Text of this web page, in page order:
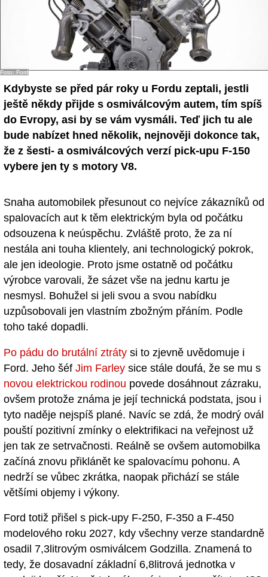
Foto: Ford
Kdybyste se před pár roky u Fordu zeptali, jestli
ještě někdy přijde s osmiválcovým autem, tím spíš
do Evropy, asi by se vám vysmáli. Teď jich tu ale
bude nabízet hned několik, nejnověji dokonce tak,
že z šesti- a osmiválcových verzí pick-upu F-150
vybere jen ty s motory V8.
Snaha automobilek přesunout co nejvíce zákazníků od
spalovacích aut k těm elektrickým byla od počátku
odsouzena k neúspěchu. Zvláště proto, že za ní
nestála ani touha klientely, ani technologický pokrok,
ale jen ideologie. Proto jsme ostatně od počátku
výrobce varovali, že sázet vše na jednu kartu je
nesmysl. Bohužel si jeli svou a svou nabídku
uzpůsobovali jen vlastním zbožným přáním. Podle
toho také dopadli.
Po pádu do brutální ztráty si to zjevně uvědomuje i
Ford. Jeho šéf Jim Farley sice stále doufá, že se mu s
novou elektrickou rodinou povede dosáhnout zázraku,
ovšem protože známa je její technická podstata, jsou i
tyto naděje nejspíš plané. Navíc se zdá, že modrý ovál
pouští pozitivní zmínky o elektrifikaci na veřejnost už
jen tak ze setrvačnosti. Reálně se ovšem automobilka
začíná znovu přiklánět ke spalovacímu pohonu. A
nedrží se vůbec zkrátka, naopak přichází se stále
většími objemy i výkony.
Ford totiž přišel s pick-upy F-250, F-350 a F-450
modelového roku 2027, kdy všechny verze standardně
osadil 7,3litrovým osmiválcem Godzilla. Znamená to
tedy, že dosavadní základní 6,8litrová jednotka v